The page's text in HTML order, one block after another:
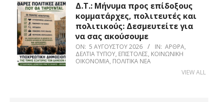
Δ.Τ.: Μήνυμα προς επίδοξους
κομματάρχες, πολιτευτές και
πολιτικούς: Δεσμευτείτε για
να σας ακούσουμε
ON: 5 ΑΥΓΟΎΣΤΟΥ 2026 IN: ΆΡΘΡΑ,
ΔΕΛΤΊΑ ΤΎΠΟΥ, ΕΠΙΣΤΟΛΈΣ, ΚΟΙΝΩΝΙΚΉ
ΟΙΚΟΝΟΜΊΑ, ΠΟΛΙΤΙΚΆ ΝΈΑ
VIEW ALL